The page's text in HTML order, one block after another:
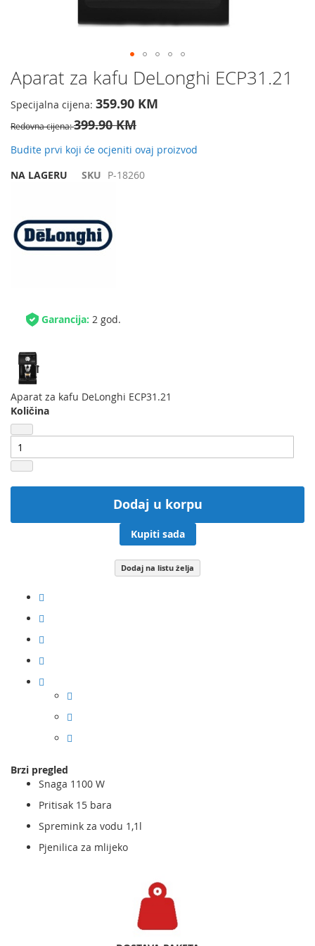
Preskočite
na
početak
galerije
slika
Aparat za kafu DeLonghi ECP31.21
Specijalna cijena 359.90 KM
Redovna cijena 399.90 KM
Budite prvi koji će ocjeniti ovaj proizvod
NA LAGERU
SKU P-18260
Garancija: 2 god.
Aparat za kafu DeLonghi ECP31.21
Količina
Dodaj u korpu
Kupiti sada
Dodaj na listu želja
Brzi pregled
Snaga 1100 W
Pritisak 15 bara
Spremink za vodu 1,1l
Pjenilica za mlijeko